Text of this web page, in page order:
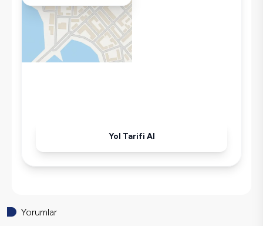
Tost Makinesi
Mikrodalga
Kettle
Ütü
Yol Tarifi Al
Yorumlar